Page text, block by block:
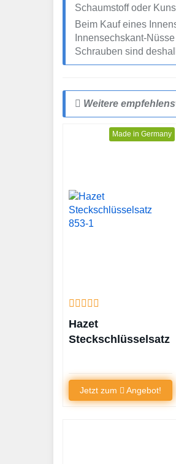
Schaumstoff oder
Beim Kauf eines
Innensechskant-
Schrauben sind
Weitere
Made in Germany
Hazet
Steckschlüsselsatz
Jetzt zum Angebot!